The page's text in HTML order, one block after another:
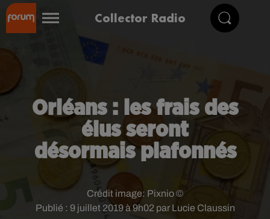
Collector Radio
Orléans : les frais des
élus seront
désormais plafonnés
Publié : 9 juillet 2019 à 9h02 par Lucie Claussin
Crédit image: Pixnio ©